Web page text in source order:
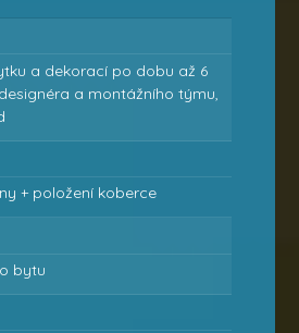
a dekorací po dobu až 6
a montážního týmu,
+ položení koberce
bytu